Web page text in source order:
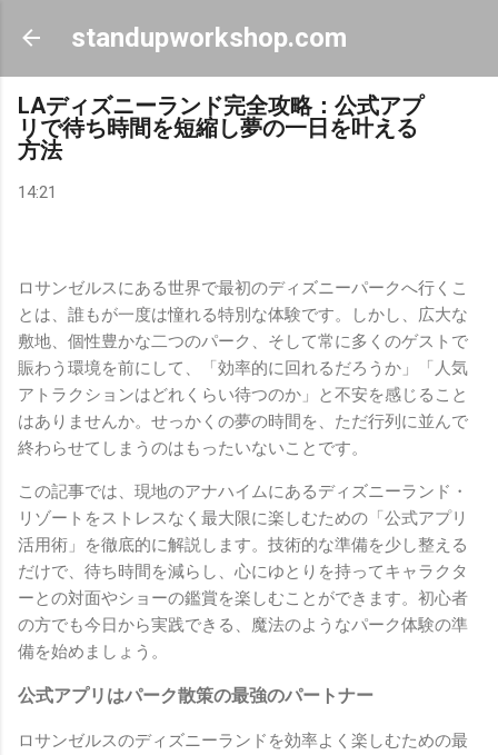
スキップしてメイン コンテンツに移動
standupworkshop.com
LAディズニーランド完全攻略：公式アプ
リで待ち時間を短縮し夢の一日を叶える
方法
14:21
ロサンゼルスにある世界で最初のディズニーパークへ行くこ
とは、誰もが一度は憧れる特別な体験です。しかし、広大な
敷地、個性豊かな二つのパーク、そして常に多くのゲストで
賑わう環境を前にして、「効率的に回れるだろうか」「人気
アトラクションはどれくらい待つのか」と不安を感じること
はありませんか。せっかくの夢の時間を、ただ行列に並んで
終わらせてしまうのはもったいないことです。
この記事では、現地のアナハイムにあるディズニーランド・
リゾートをストレスなく最大限に楽しむための「公式アプリ
活用術」を徹底的に解説します。技術的な準備を少し整える
だけで、待ち時間を減らし、心にゆとりを持ってキャラクタ
ーとの対面やショーの鑑賞を楽しむことができます。初心者
の方でも今日から実践できる、魔法のようなパーク体験の準
備を始めましょう。
公式アプリはパーク散策の最強のパートナー
ロサンゼルスのディズニーランドを効率よく楽しむための最